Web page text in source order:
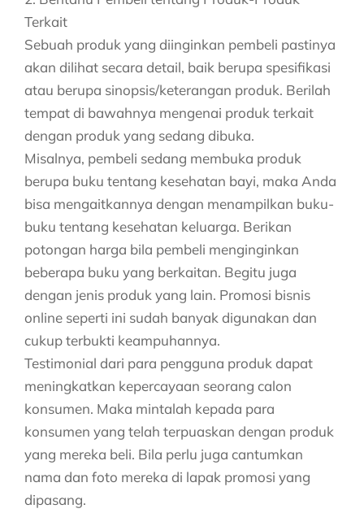
Terkait
Sebuah produk yang diinginkan pembeli pastinya
akan dilihat secara detail, baik berupa spesifikasi
atau berupa sinopsis/keterangan produk. Berilah
tempat di bawahnya mengenai produk terkait
dengan produk yang sedang dibuka.
Misalnya, pembeli sedang membuka produk
berupa buku tentang kesehatan bayi, maka Anda
bisa mengaitkannya dengan menampilkan buku-
buku tentang kesehatan keluarga. Berikan
potongan harga bila pembeli menginginkan
beberapa buku yang berkaitan. Begitu juga
dengan jenis produk yang lain. Promosi bisnis
online seperti ini sudah banyak digunakan dan
cukup terbukti keampuhannya.
Testimonial dari para pengguna produk dapat
meningkatkan kepercayaan seorang calon
konsumen. Maka mintalah kepada para
konsumen yang telah terpuaskan dengan produk
yang mereka beli. Bila perlu juga cantumkan
nama dan foto mereka di lapak promosi yang
dipasang.